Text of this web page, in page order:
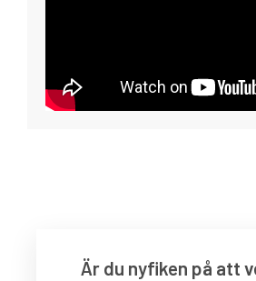
Är du nyfiken på att